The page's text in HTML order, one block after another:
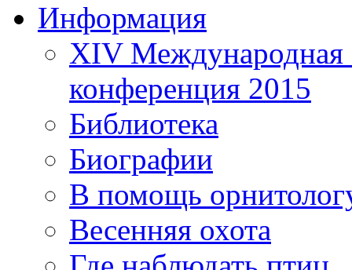
Информация
XIV Международная
конференция 2015
Библиотека
Биографии
В помощь
Весенняя охота